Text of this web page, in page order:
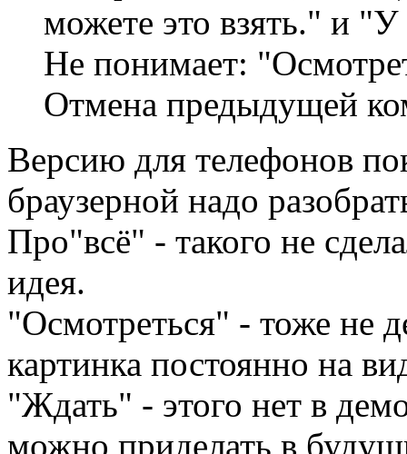
можете это взять." и
Не понимает:
Отмена предыдущей
Версию для телефонов
браузерной надо
Про"всё" - такого не
идея.
"Осмотреться" - тоже не
картинка постоянно на
"Ждать" - этого нет в
можно приделать в